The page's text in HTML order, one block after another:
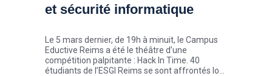
et sécurité informatique
Le 5 mars dernier, de 19h à minuit, le Campus
Eductive Reims a été le théâtre d’une
compétition palpitante : Hack In Time. 40
étudiants de l’ESGI Reims se sont affrontés lors